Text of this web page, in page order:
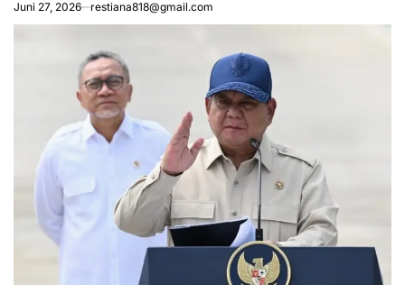
Juni 27, 2026 restiana818@gmail.com